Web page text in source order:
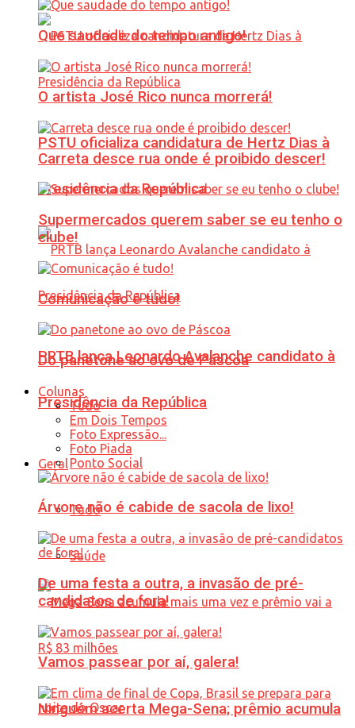
PSTU oficializa candidatura de Hertz Dias à
Presidência da República
PRTB lança Leonardo Avalanche candidato à
Presidência da República
Geral
Tudo
Saúde
Ninguém acerta Mega-Sena; prêmio acumula
Que saudade do tempo antigo!
O artista José Rico nunca morrerá!
Carreta desce rua onde é proibido descer!
Supermercados querem saber se eu tenho o
clube!
Comunicação é tudo!
Do panetone ao ovo de Páscoa
Colunas
Tudo
Em Dois Tempos
Foto Expressão...
Foto Piada
Ponto Social
Árvore não é cabide de sacola de lixo!
De uma festa a outra, a invasão de pré-
candidatos de fora!
Vamos passear por aí, galera!